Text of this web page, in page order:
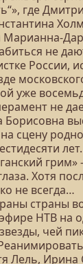
где
не
России,
уже
не
сцену
Хотя
не всегда…
страны
эфире НТВ на
чей
Лель, Ирина